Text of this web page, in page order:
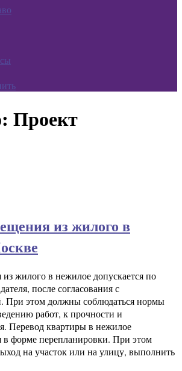
Проект
из жилого в
жилого в нежилое допускается по
после согласования с
При этом должны соблюдаться нормы
работ, к прочности и
Перевод квартиры в нежилое
в форме перепланировки. При этом
на участок или на улицу, выполнить